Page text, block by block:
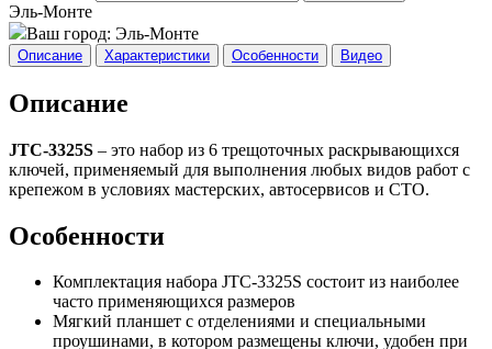
Эль-Монте
Ваш город: Эль-Монте
Описание Характеристики Особенности Видео
Описание
JTC-3325S – это набор из 6 трещоточных раскрывающихся
ключей, применяемый для выполнения любых видов работ с
крепежом в условиях мастерских, автосервисов и СТО.
Особенности
Комплектация набора JTC-3325S состоит из наиболее
часто применяющихся размеров
Мягкий планшет с отделениями и специальными
проушинами, в котором размещены ключи, удобен при